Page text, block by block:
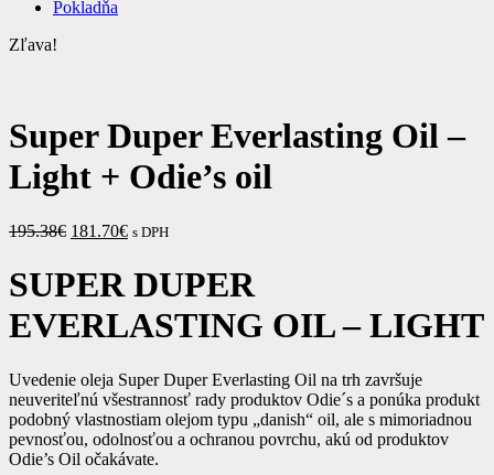
Pokladňa
Zľava!
Super Duper Everlasting Oil –
Light + Odie’s oil
195.38€ Pôvodná
bola:
195.38€.
181.70€Aktuálna
je:
181.70€.
s DPH
SUPER DUPER
EVERLASTING OIL – LIGHT
Uvedenie oleja Super Duper Everlasting Oil na trh završuje
neuveriteľnú všestrannosť rady produktov Odie´s a ponúka produkt
podobný vlastnostiam olejom typu „danish“ oil, ale s mimoriadnou
pevnosťou, odolnosťou a ochranou povrchu, akú od produktov
Odie’s Oil očakávate.